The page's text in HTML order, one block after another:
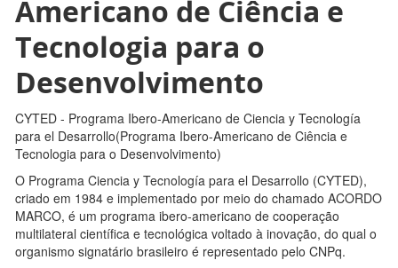
Americano de Ciência e
Tecnologia para o
Desenvolvimento
CYTED - Programa Ibero-Americano de Ciencia y Tecnología
para el Desarrollo(Programa Ibero-Americano de Ciência e
Tecnologia para o Desenvolvimento)
O Programa Ciencia y Tecnología para el Desarrollo (CYTED),
criado em 1984 e implementado por meio do chamado ACORDO
MARCO, é um programa ibero-americano de cooperação
multilateral científica e tecnológica voltado à inovação, do qual o
organismo signatário brasileiro é representado pelo CNPq.